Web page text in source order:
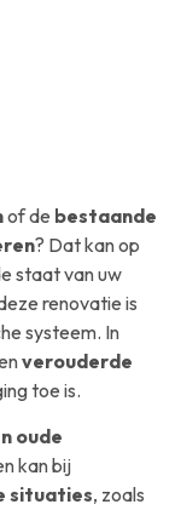
of de bestaande
? Dat kan op
staat van uw
renovatie is
systeem. In
verouderde
toe is.
oude
kan bij
situaties, zoals